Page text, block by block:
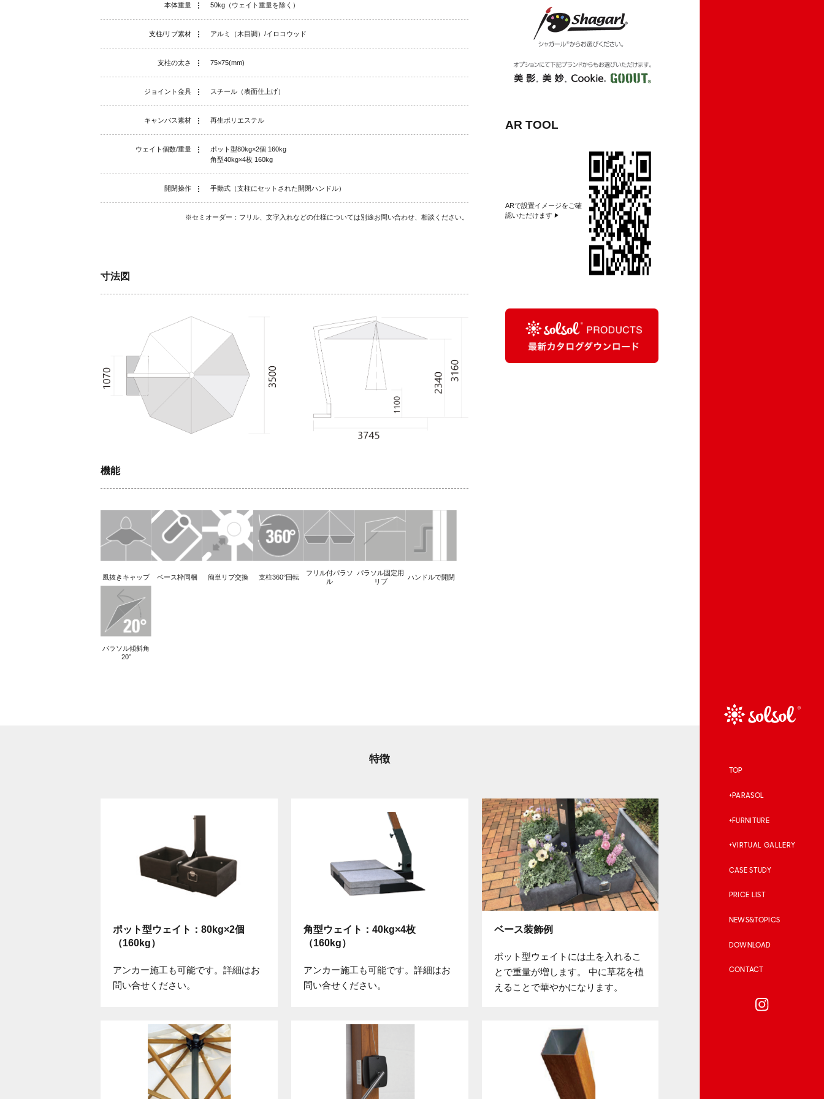
TOP
PARASOL
FURNITURE
VIRTUAL GALLERY
CASE STUDY
PRICE LIST
NEWS&TOPICS
DOWNLOAD
CONTACT
本体重量 50kg（ウェイト重量を除く）
支柱/リブ素材 アルミ（木目調）/イロコウッド
支柱の太さ 75×75(mm)
ジョイント金具 スチール（表面仕上げ）
キャンバス素材 再生ポリエステル
ウェイト個数/重量
ポット型80kg×2個 160kg
角型40kg×4枚 160kg
開閉操作 手動式（支柱にセットされた開閉ハンドル）
※セミオーダー：フリル、文字入れなどの仕様については別途お問い合わせ、相談ください。
寸法図
機能
風抜きキャップ ベース枠同梱 簡単リブ交換 支柱360°回転
フリル付パラソ
ル
パラソル固定用
リブ
ハンドルで開閉
パラソル傾斜角
20°
AR TOOL
ARで設置イメージをご確
認いただけます
特徴
ポット型ウェイト：80kg×2個
（160kg）
アンカー施工も可能です。詳細はお
問い合せください。
角型ウェイト：40kg×4枚
（160kg）
アンカー施工も可能です。詳細はお
問い合せください。
ベース装飾例
ポット型ウェイトには⼟を⼊れるこ
とで重量が増します。 中に草花を植
えることで華やかになります。